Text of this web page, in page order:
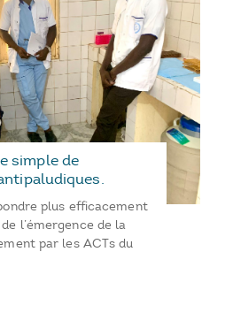
simple de
plus efficacement
l’émergence de la
par les ACTs du